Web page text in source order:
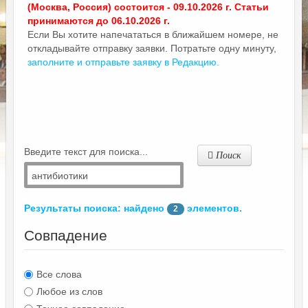
(Москва, Россия) состоится - 09.10.2026 г. Статьи
принимаются до 06.10.2026 г.
Если Вы хотите напечататься в ближайшем номере, не
откладывайте отправку заявки. Потратьте одну минуту,
заполните и отправьте заявку в Редакцию.
Введите текст для поиска... Поиск
Результаты поиска: найдено 2 элементов.
Совпадение
Все слова
Любое из слов